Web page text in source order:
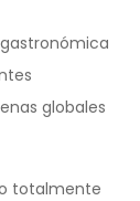
globales
totalmente